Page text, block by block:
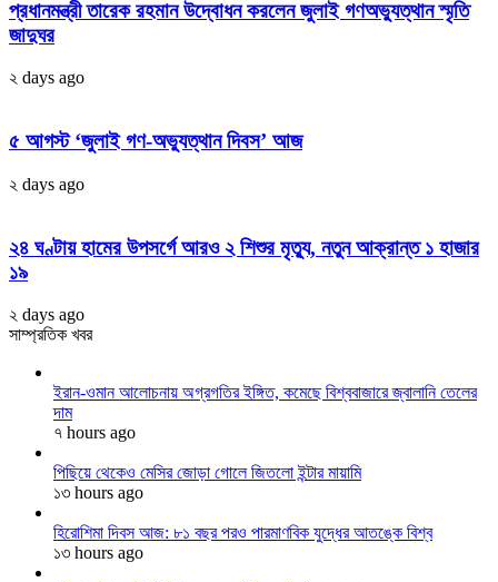
প্রধানমন্ত্রী তারেক রহমান উদ্বোধন করলেন জুলাই গণঅভ্যুত্থান স্মৃতি
জাদুঘর
২ days ago
৫ আগস্ট ‘জুলাই গণ-অভ্যুত্থান দিবস’ আজ
২ days ago
২৪ ঘণ্টায় হামের উপসর্গে আরও ২ শিশুর মৃত্যু, নতুন আক্রান্ত ১ হাজার
১৯
২ days ago
সাম্প্রতিক খবর
ইরান-ওমান আলোচনায় অগ্রগতির ইঙ্গিত, কমেছে বিশ্ববাজারে জ্বালানি তেলের
দাম
৭ hours ago
পিছিয়ে থেকেও মেসির জোড়া গোলে জিতলো ইন্টার মায়ামি
১৩ hours ago
হিরোশিমা দিবস আজ: ৮১ বছর পরও পারমাণবিক যুদ্ধের আতঙ্কে বিশ্ব
১৩ hours ago